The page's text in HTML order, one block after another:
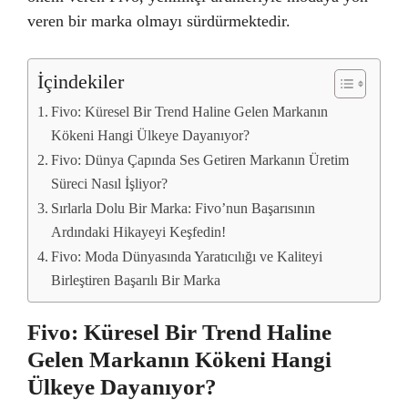
veren bir marka olmayı sürdürmektedir.
İçindekiler
Fivo: Küresel Bir Trend Haline Gelen Markanın
Kökeni Hangi Ülkeye Dayanıyor?
Fivo: Dünya Çapında Ses Getiren Markanın Üretim
Süreci Nasıl İşliyor?
Sırlarla Dolu Bir Marka: Fivo’nun Başarısının
Ardındaki Hikayeyi Keşfedin!
Fivo: Moda Dünyasında Yaratıcılığı ve Kaliteyi
Birleştiren Başarılı Bir Marka
Fivo: Küresel Bir Trend Haline
Gelen Markanın Kökeni Hangi
Ülkeye Dayanıyor?